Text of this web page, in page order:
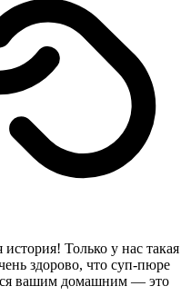
Только у нас такая
здорово, что суп-пюре
вашим домашним — это